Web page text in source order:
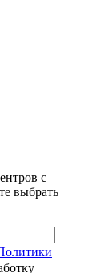
с
выбрать